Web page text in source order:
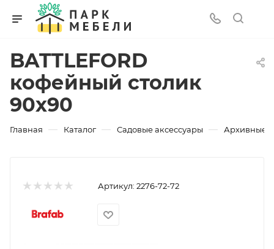
BATTLEFORD
кофейный столик
90х90
Главная — Каталог — Садовые аксессуары — Архивные
Артикул: 2276-72-72